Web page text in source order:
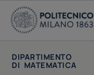
DIPARTIMENTO
DI MATEMATICA